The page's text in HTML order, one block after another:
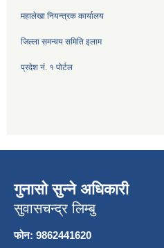
महालेखा नियन्त्रक कार्यालय
जिल्ला समन्वय समिति इलाम
प्रदेश नं. १ पोर्टल
गुनासो सुन्ने अधिकारी
सुवासचन्द्र लिम्बु
फोन: 9862441620